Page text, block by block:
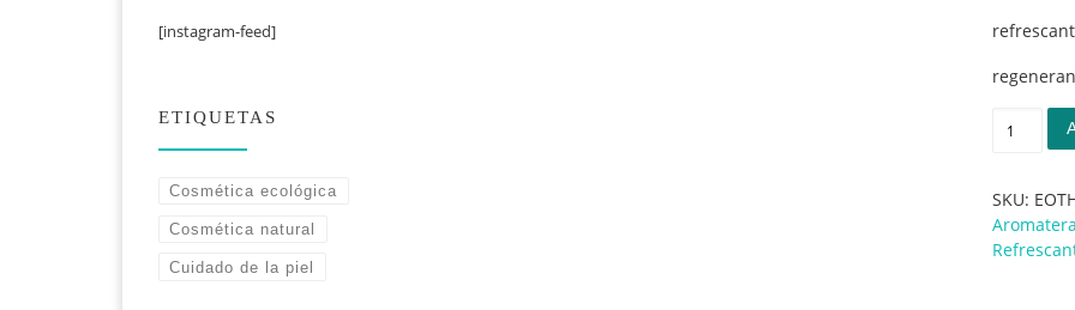
Aceite
SKU:
[instagram-feed]
ETIQUETAS
Cosmética ecológica
Cosmética natural
Cuidado de la piel